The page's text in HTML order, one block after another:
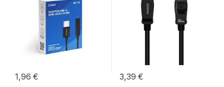
1,96€ 3,39€